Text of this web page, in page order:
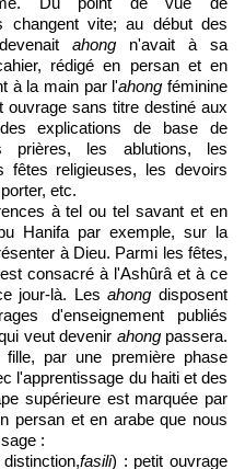
changent vite; au début des
ahong n'avait à sa
rédigé en persan et en
à la main par l'ahong féminine
sans titre destiné aux
explications de base de
les ablutions, les
fêtes religieuses, les devoirs
etc.
à tel ou tel savant et en
Hanifa par exemple, sur la
à Dieu. Parmi les fêtes,
consacré à l'Ashûrâ et à ce
jour-là. Lesahong disposent
d'enseignement publiés
veut devenir ahongpassera.
par une première phase
l'apprentissage du haiti et des
supérieure est marquée par
persan et en arabe que nous
:
fasili) : petit ouvrage